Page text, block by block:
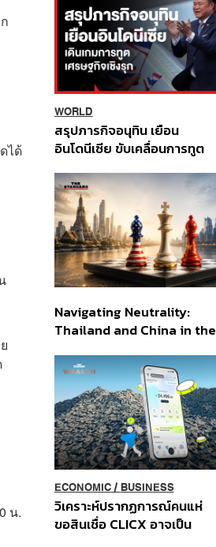
ได้
น.
WORLD
สรุปภารกิจอนุทิน เยือน
อินโดนีเซีย ขับเคลื่อนการทูต
ส่วนยุทธศาสตร์ไทย –
อินโดนีเซีย
Navigating Neutrality:
Thailand and China in the
Order
ECONOMIC/ BUSINESS
วิเคราะห์ปรากฏการณ์คนแห่
ขอสินเชื่อ CLICX อาจเป็น